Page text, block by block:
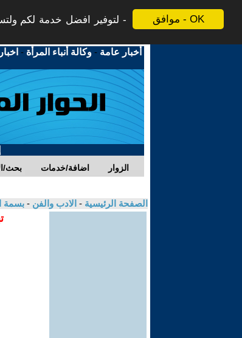
موافق - OK
لتوفير افضل خدمة لكم
أخبار عامة -وكالة أنباء المرأة -
بحث/ اضافة/خدمات الزوار
الصفحة الرئيسية - الادب والفن - بسمة